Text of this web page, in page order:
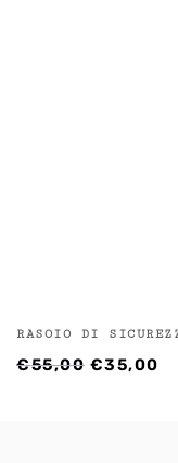
RASOIO DI
€55,00 IL
€35,00